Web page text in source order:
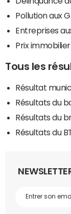
Pollution aux
Entreprises
Prix
Tous les
Résultat
Résultats du
Résultats du
Résultats du